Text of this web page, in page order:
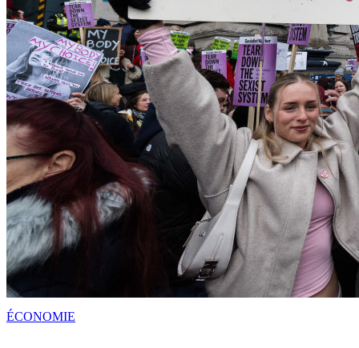
ÉCONOMIE